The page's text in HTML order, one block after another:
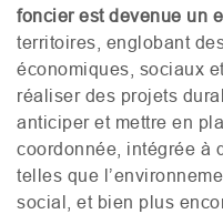
foncier est devenue un
territoires, englobant
économiques, sociaux
réaliser des projets
anticiper et mettre en
coordonnée, intégrée à
telles que
social, et bien plus